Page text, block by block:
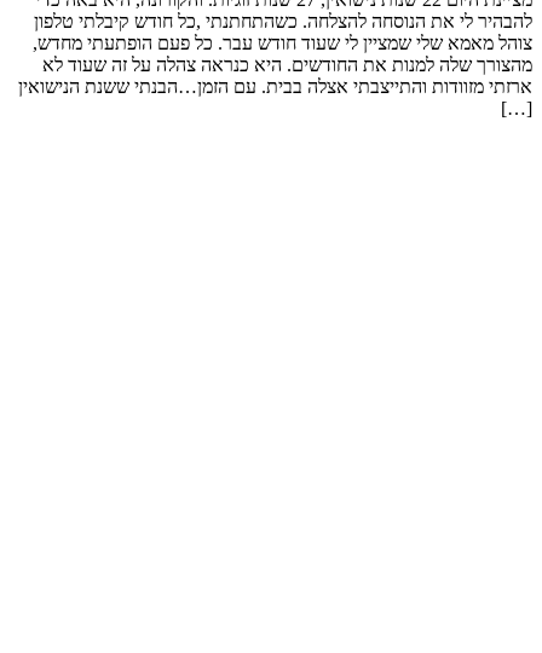
להבהיר לי את הנוסחה להצלחה. כשהתחתנתי ,כל חודש קיבלתי טלפון
צוהל מאמא שלי שמציין לי שעוד חודש עבר. כל פעם הופתעתי מחדש,
מהצורך שלה למנות את החודשים. היא כנראה צהלה על זה שעוד לא
ארזתי מזוודות והתייצבתי אצלה בבית. עם הזמן…הבנתי ששנת הנישואין
[…]